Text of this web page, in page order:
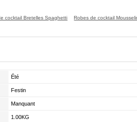
cocktail Bretelles Spaghetti
Robes de cocktail
Été
Festin
Manquant
1.00KG